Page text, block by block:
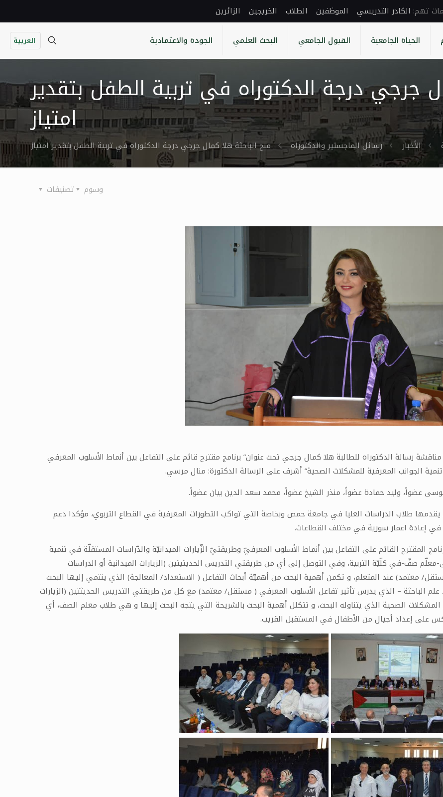
الكادر التدريسي الموظفين الطلاب الخريجين الزائرين
الحياة الجامعية القبول الجامعي البحث العلمي الجودة والاعتمادية العربية
جرجي درجة الدكتوراه في تربية الطفل بتقدير
امتياز
الأخبار رسائل الماجستير والدكتوراه منح الباحثة هلا كمال جرجي درجة الدكتوراه في تربية الطفل بتقدير امتياز
تصنيفات وسوم
رسالة الدكتوراه للطالبة هلا كمال جرجي تحت عنوان” برنامج مقترح قائم على التفاعل بين أنماط الأسلوب المعرفي
الجوانب المعرفية للمشكلات الصحية” أشرف على الرسالة الدكتورة: منال مرسي.
عضواً، وليد حمادة عضواً، منذر الشيخ عضواً، محمد سعد الدين بيان عضواً.
يقدمها طلاب الدراسات العليا في جامعة حمص وبخاصة التي تواكب التطورات المعرفية في القطاع التربوي، مؤكدا دعم
إعادة اعمار سورية في مختلف القطاعات.
المقترح القائم على التفاعل بين أنماط الأسلوب المعرفيّ وطريقتيّ الزّيارات الميدانيّة والدّراسات المستقلّة في تنمية
معلّم صفّ-في كلّيّة التربية، وفي التوصل إلى أي من طريقتي التدريس الحديثيتين (الزيارات الميدانية أو الدراسات
معتمد) عند المتعلم، و تكمن أهمية البحث من أهميّة أبحاث التفاعل ( الاستعداد/ المعالجة) الذي ينتمي إليها البحث
الباحثة – الذي يدرس تأثير تفاعل الأسلوب المعرفي ( مستقل/ معتمد) مع كل من طريقتي التدريس الحديثتين (الزيارات
الصحية الذي يتناوله البحث، و تتكلل أهمية البحث بالشريحة التي يتجه البحث إليها و هي طلاب معلم الصف، أي
على إعداد أجيال من الأطفال في المستقبل القريب.